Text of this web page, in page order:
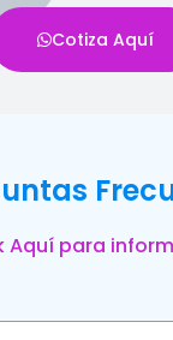
Cotiza Aquí
Aquí para